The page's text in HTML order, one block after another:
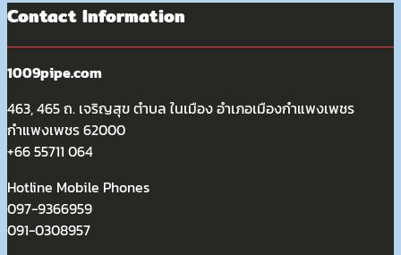
Contact Information
1009pipe.com
463, 465 ถ. เจริญสุข ตำบล ในเมือง อำเภอเมืองกำแพงเพชร
กำแพงเพชร 62000
+66 55711 064
Hotline Mobile Phones
097-9366959
091-0308957